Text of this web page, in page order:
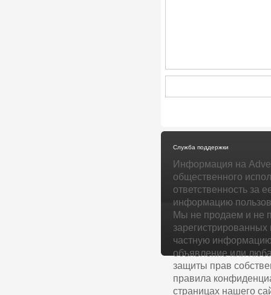
Служба поддержки
Информация на
общественного
ответственность за
информацию
Мы не продаем и не
частную информацию
объявление или
защиты прав
правила
страницах нашего